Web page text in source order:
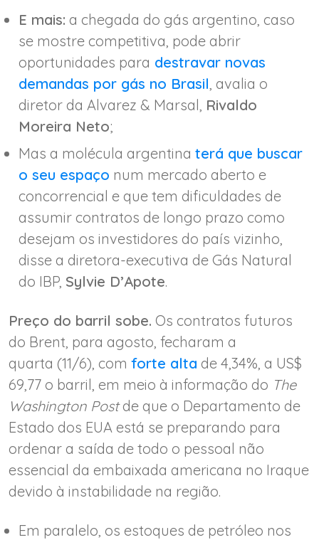
E mais: a chegada do gás argentino, caso
se mostre competitiva, pode abrir
oportunidades para destravar novas
demandas por gás no Brasil , avalia o
diretor da Alvarez & Marsal, Rivaldo
Moreira Neto;
Mas a molécula argentina terá que buscar
o seu espaço num mercado aberto e
concorrencial e que tem dificuldades de
assumir contratos de longo prazo como
desejam os investidores do país vizinho,
disse a diretora-executiva de Gás Natural
do IBP, Sylvie D’Apote.
Preço do barril sobe. Os contratos futuros
do Brent, para agosto, fecharam a
quarta (11/6), com forte alta de 4,34%, a US$
69,77 o barril, em meio à informação do The
Washington Postde que o Departamento de
Estado dos EUA está se preparando para
ordenar a saída de todo o pessoal não
essencial da embaixada americana no Iraque
devido à instabilidade na região.
Em paralelo, os estoques de petróleo nos